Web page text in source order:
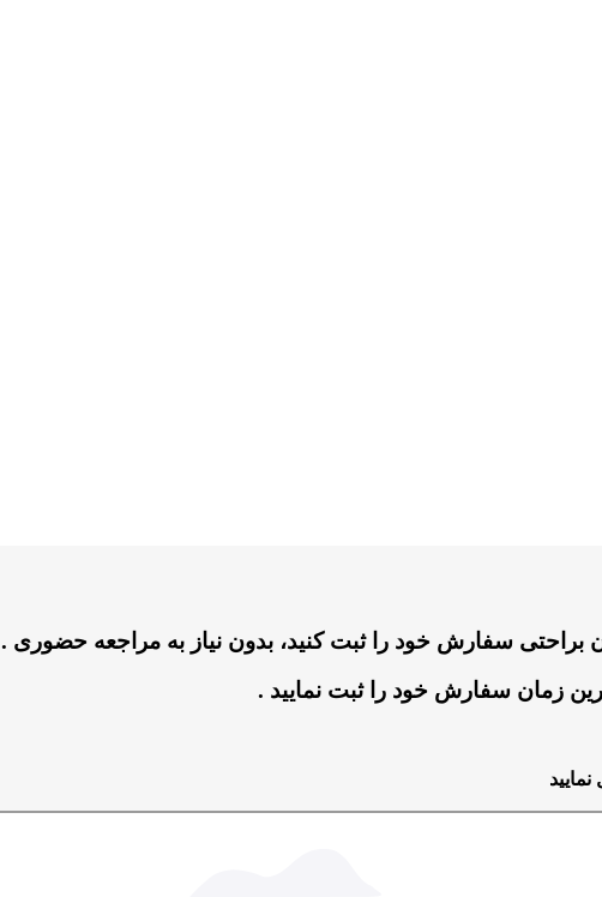
سفارش خود را ثبت کنید، بدون نیاز به مراجعه حضوری .
زمان سفارش خود را ثبت نمایید .